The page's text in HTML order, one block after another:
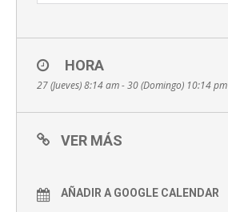
HORA
27 (Jueves) 8:14 am - 30 (Domingo) 10:14 pm
VER MÁS
AÑADIR A GOOGLE CALENDAR